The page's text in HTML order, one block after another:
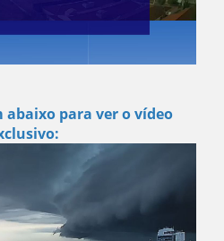
abaixo para ver o vídeo